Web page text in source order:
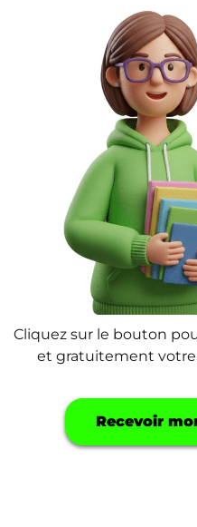
Cliquez sur le bouton
et gratuitement votre
Recevoir